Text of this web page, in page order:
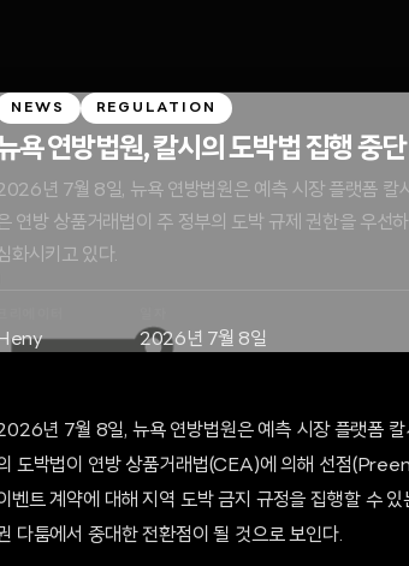
NEWS REGULATION
욕 연방법원, 칼시의 도박법 집행 중
년 7월 8일, 뉴욕 연방법원은 예측 시장 플랫폼 칼
연방 상품거래법이 주 정부의 도박 규제 권한을 우선
화시키고 있다.
Heny 2026년 7월 8일
년 7월 8일, 뉴욕 연방법원은 예측 시장 플랫폼
도박법이 연방 상품거래법(CEA)에 의해 선점
벤트 계약에 대해 지역 도박 금지 규정을 집행할 수
다툼에서 중대한 전환점이 될 것으로 보인다.